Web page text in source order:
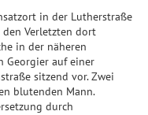
in der Lutherstraße
Verletzten dort
in der näheren
Georgier auf einer
sitzend vor. Zwei
blutenden Mann.
durch